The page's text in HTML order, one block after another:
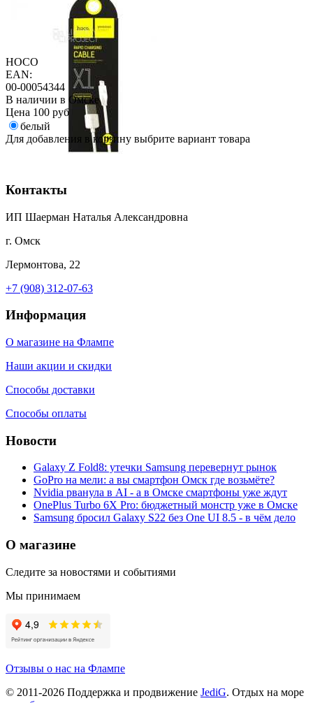
HOCO
EAN:
00-00054344
В наличии в Омске
Цена 100 руб
белый
Для добавления в корзину выбрите вариант товара
Контакты
ИП Шаерман Наталья Александровна
г. Омск
Лермонтова, 22
+7 (908) 312-07-63
Информация
О магазине на Флампе
Наши акции и скидки
Способы доставки
Способы оплаты
Новости
Galaxy Z Fold8: утечки Samsung перевернут рынок
GoPro на мели: а вы смартфон Омск где возьмёте?
Nvidia рванула в AI - а в Омске смартфоны уже ждут
OnePlus Turbo 6X Pro: бюджетный монстр уже в Омске
Samsung бросил Galaxy S22 без One UI 8.5 - в чём дело
О магазине
Следите за новостями и событиями
Мы принимаем
Отзывы о нас на Флампе
© 2011-2026 Поддержка и продвижение JediG. Отдых на море